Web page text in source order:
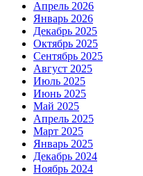
Апрель 2026
Январь 2026
Декабрь 2025
Октябрь 2025
Сентябрь 2025
Август 2025
Июль 2025
Июнь 2025
Май 2025
Апрель 2025
Март 2025
Январь 2025
Декабрь 2024
Ноябрь 2024